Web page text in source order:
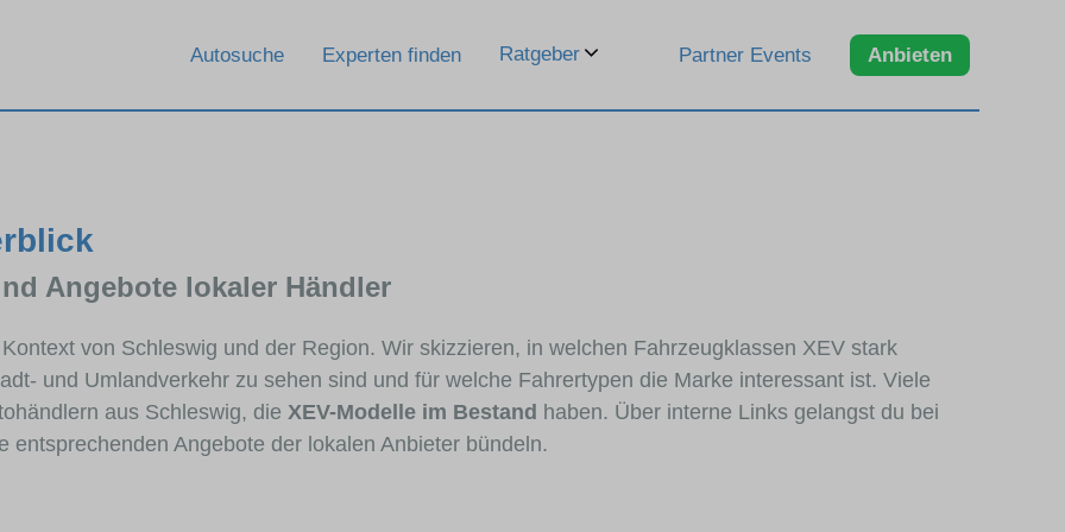
Autosuche Experten finden Ratgeber Partner Events Anbieten
Angebote lokaler Händler
von Schleswig und der Region. Wir skizzieren, in welchen Fahrzeugklassen XEV stark
und Umlandverkehr zu sehen sind und für welche Fahrertypen die Marke interessant ist. Viele
aus Schleswig, die XEV-Modelle im Bestand haben. Über interne Links gelangst du bei
entsprechenden Angebote der lokalen Anbieter bündeln.